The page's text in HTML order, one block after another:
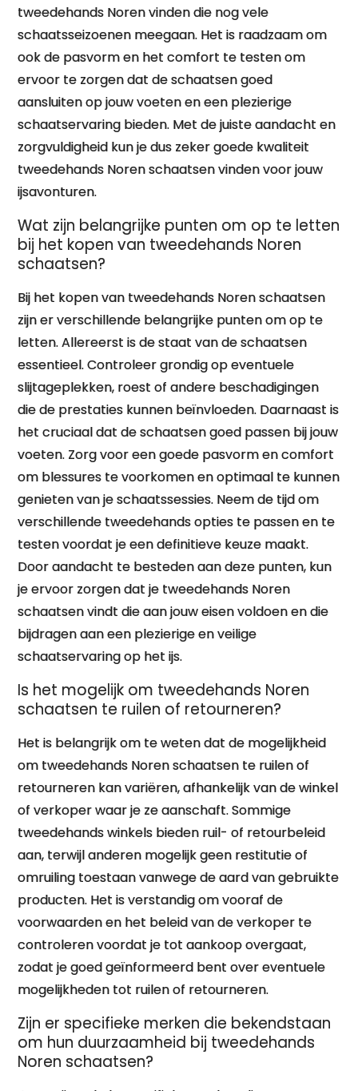
tweedehands Noren vinden die nog vele
schaatsseizoenen meegaan. Het is raadzaam om
ook de pasvorm en het comfort te testen om
ervoor te zorgen dat de schaatsen goed
aansluiten op jouw voeten en een plezierige
schaatservaring bieden. Met de juiste aandacht en
zorgvuldigheid kun je dus zeker goede kwaliteit
tweedehands Noren schaatsen vinden voor jouw
ijsavonturen.
Wat zijn belangrijke punten om op te letten
bij het kopen van tweedehands Noren
schaatsen?
Bij het kopen van tweedehands Noren schaatsen
zijn er verschillende belangrijke punten om op te
letten. Allereerst is de staat van de schaatsen
essentieel. Controleer grondig op eventuele
slijtageplekken, roest of andere beschadigingen
die de prestaties kunnen beïnvloeden. Daarnaast is
het cruciaal dat de schaatsen goed passen bij jouw
voeten. Zorg voor een goede pasvorm en comfort
om blessures te voorkomen en optimaal te kunnen
genieten van je schaatssessies. Neem de tijd om
verschillende tweedehands opties te passen en te
testen voordat je een definitieve keuze maakt.
Door aandacht te besteden aan deze punten, kun
je ervoor zorgen dat je tweedehands Noren
schaatsen vindt die aan jouw eisen voldoen en die
bijdragen aan een plezierige en veilige
schaatservaring op het ijs.
Is het mogelijk om tweedehands Noren
schaatsen te ruilen of retourneren?
Het is belangrijk om te weten dat de mogelijkheid
om tweedehands Noren schaatsen te ruilen of
retourneren kan variëren, afhankelijk van de winkel
of verkoper waar je ze aanschaft. Sommige
tweedehands winkels bieden ruil- of retourbeleid
aan, terwijl anderen mogelijk geen restitutie of
omruiling toestaan vanwege de aard van gebruikte
producten. Het is verstandig om vooraf de
voorwaarden en het beleid van de verkoper te
controleren voordat je tot aankoop overgaat,
zodat je goed geïnformeerd bent over eventuele
mogelijkheden tot ruilen of retourneren.
Zijn er specifieke merken die bekendstaan
om hun duurzaamheid bij tweedehands
Noren schaatsen?